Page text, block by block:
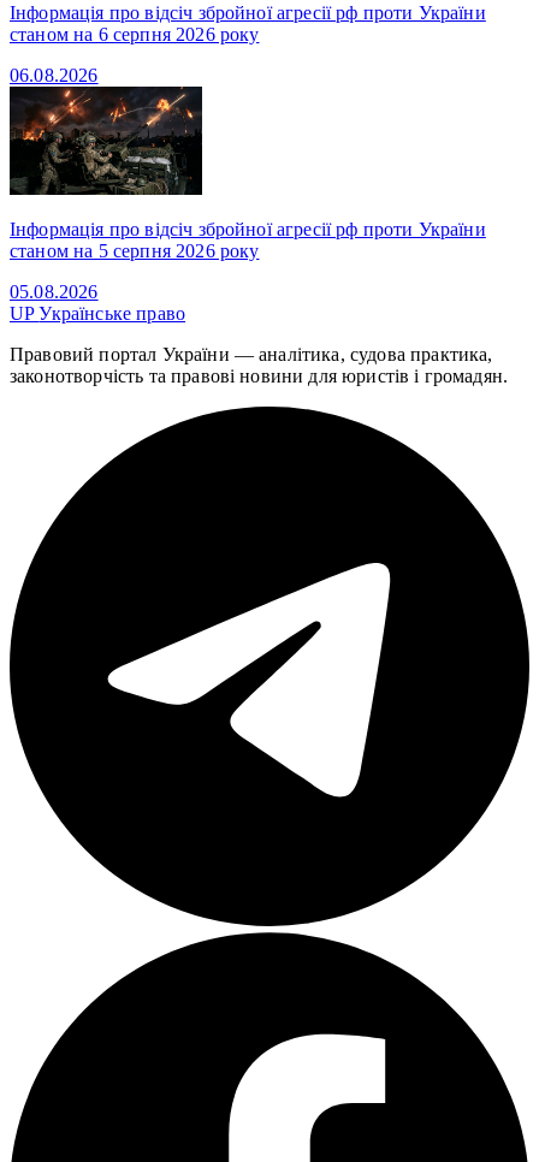
Інформація про відсіч збройної агресії рф проти України
станом на 6 серпня 2026 року
06.08.2026
Інформація про відсіч збройної агресії рф проти України
станом на 5 серпня 2026 року
05.08.2026
UPУкраїнське право
Правовий портал України — аналітика, судова практика,
законотворчість та правові новини для юристів і громадян.